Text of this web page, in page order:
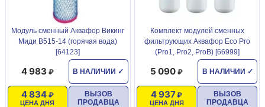
Модуль сменный Аквафор Викинг
Миди B515-14 (горячая вода)
[64123]
В НАЛИЧИИ ✓
4 983
ЦЕНА ДНЯ
4 834
ВЫЗОВ
ПРОДАВЦА
Комплект модулей сменных
фильтрующих Аквафор Eco Pro
(Pro1, Pro2, ProB) [66999]
В НАЛИЧИИ ✓
5 090
ЦЕНА ДНЯ
4 937
ВЫЗОВ
ПРОДАВЦА